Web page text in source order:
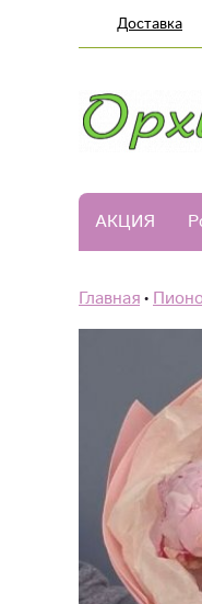
Доставка
АКЦИЯ
Главная